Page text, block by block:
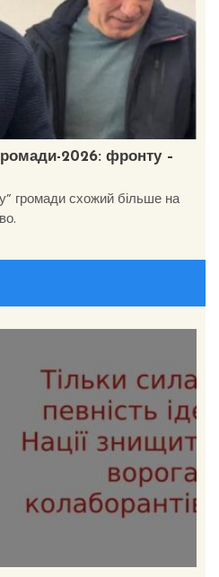
2026: фронту –
громади схожий більше на